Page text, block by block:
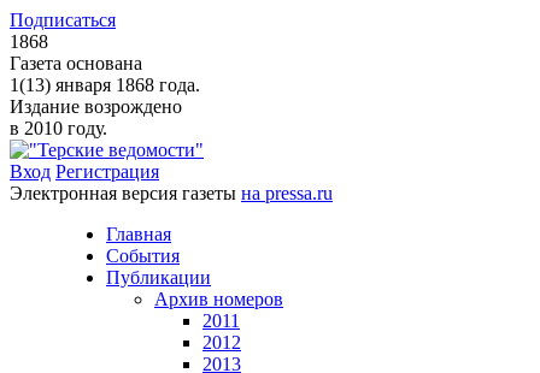
Подписаться
1868
Газета основана
1(13) января 1868 года.
Издание возрождено
в 2010 году.
Вход Регистрация
Электронная версия газеты на pressa.ru
Главная
События
Публикации
Архив номеров
2011
2012
2013